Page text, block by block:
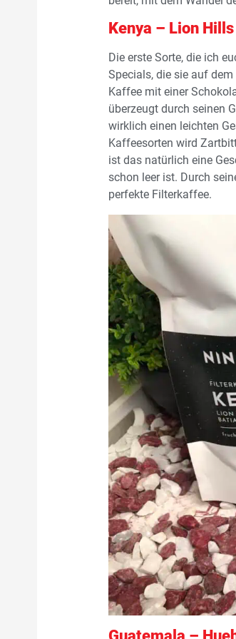
Kenya – Lion Hills
Die erste Sorte, die ich
Specials, die sie auf
Kaffee mit einer
überzeugt durch seinen
wirklich einen leichten
Kaffeesorten wird
ist das natürlich eine
schon leer ist. Durch
perfekte Filterkaffee.